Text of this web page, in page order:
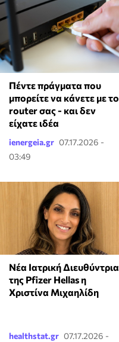
Πέντε πράγματα που
μπορείτε να κάνετε με το
router σας - και δεν
είχατε ιδέα
ienergeia.gr 07.17.2026 -
03:49
Νέα Ιατρική Διευθύντρια
της Pfizer Hellas η
Χριστίνα Μιχαηλίδη
healthstat.gr 07.17.2026 -